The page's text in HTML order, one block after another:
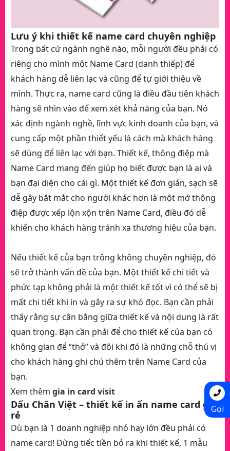
Lưu ý khi thiết kế name card chuyên nghiệp
Trong bất cứ ngành nghề nào, mỗi người đều phải có
riêng cho mình một Name Card (danh thiếp) để
khách hàng dễ liên lạc và cũng để tự giới thiệu về
mình. Thực ra, name card cũng là điều đầu tiên khách
hàng sẽ nhìn vào để xem xét khả năng của bạn. Nó
xác định ngành nghề, lĩnh vực kinh doanh của bạn, và
cung cấp một phần thiết yếu là cách mà khách hàng
sẽ dùng để liên lạc với bạn. Thiết kế, thông điệp mà
Name Card mang đến giúp họ biết được bạn là ai và
bạn đại diện cho cái gì. Một thiết kế đơn giản, sạch sẽ
dễ gây bắt mắt cho người khác hơn là một mớ thông
điệp được xếp lộn xộn trên Name Card, điều đó dễ
khiến cho khách hàng tránh xa thương hiệu của bạn.
Nếu thiết kế của bạn trông không chuyên nghiệp, đó
sẽ trở thành vấn đề của bạn. Một thiết kế chi tiết và
phức tạp không phải là một thiết kế tốt vì có thể sẽ bị
mất chi tiết khi in và gây ra sự khó đọc. Bạn cần phải
thấy rằng sự cân bằng giữa thiết kế và nội dung là rất
quan trọng. Bạn cần phải để cho thiết kế của bạn có
không gian để “thở” và đôi khi đó là những chỗ thú vị
cho khách hàng ghi chú thêm trên Name Card của
bạn.
Xem thêm gia in card visit
Dấu Chân Việt – thiết kế in ấn name card giá
rẻ
Dù bạn là 1 doanh nghiệp nhỏ hay lớn đều phải có
name card! Đừng tiếc tiền bỏ ra khi thiết kế, 1 mẫu
Gọi